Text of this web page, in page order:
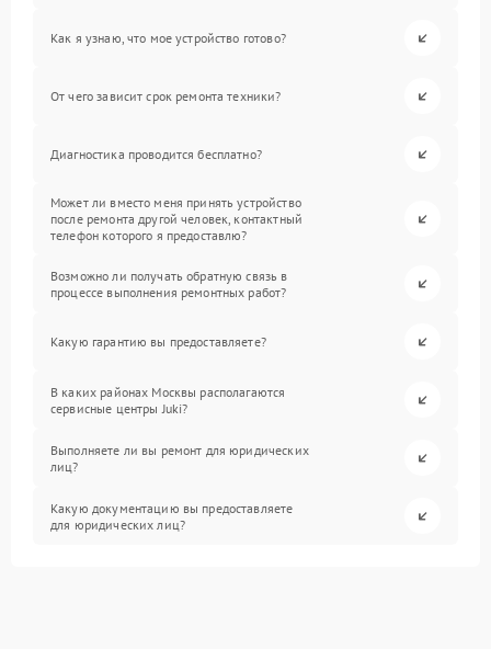
Как я узнаю, что мое устройство готово?
От чего зависит срок ремонта техники?
Диагностика проводится бесплатно?
Может ли вместо меня принять устройство
после ремонта другой человек, контактный
телефон которого я предоставлю?
Возможно ли получать обратную связь в
процессе выполнения ремонтных работ?
Какую гарантию вы предоставляете?
В каких районах Москвы располагаются
сервисные центры Juki?
Выполняете ли вы ремонт для юридических
лиц?
Какую документацию вы предоставляете
для юридических лиц?